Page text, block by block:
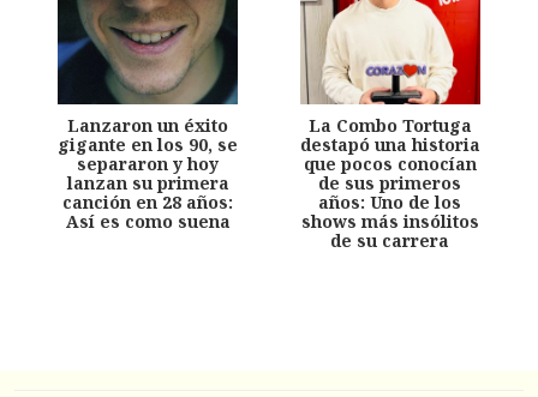
Lanzaron un éxito
gigante en los 90, se
separaron y hoy
lanzan su primera
canción en 28 años:
Así es como suena
La Combo Tortuga
destapó una historia
que pocos conocían
de sus primeros
años: Uno de los
shows más insólitos
de su carrera